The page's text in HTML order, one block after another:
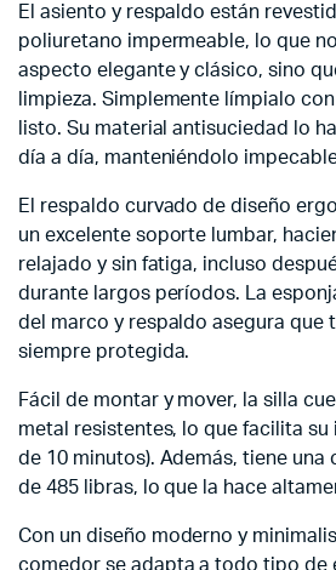
El asiento y respaldo están
poliuretano impermeable, lo que
aspecto elegante y clásico, sino
limpieza. Simplemente límpialo
listo. Su material antisuciedad lo
día a día, manteniéndolo
El respaldo curvado de diseño
un excelente soporte lumbar,
relajado y sin fatiga, incluso
durante largos períodos. La
del marco y respaldo asegura que
siempre protegida.
Fácil de montar y mover, la silla
metal resistentes, lo que facilita su
de 10 minutos). Además, tiene una
de 485 libras, lo que la hace
Con un diseño moderno y
comedor se adapta a todo tipo de